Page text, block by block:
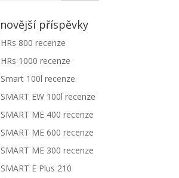
příspěvky
800 recenze
1000 recenze
Smart 100l recenze
EW 100l recenze
ME 400 recenze
ME 600 recenze
ME 300 recenze
E Plus 210